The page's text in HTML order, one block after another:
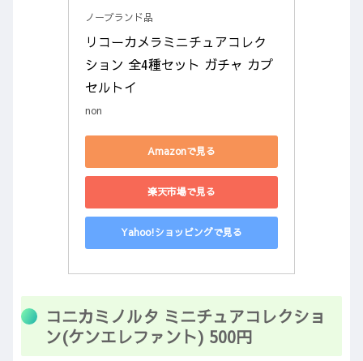
ノーブランド品
リコーカメラミニチュアコレク
ション 全4種セット ガチャ カプ
セルトイ
non
Amazonで見る
楽天市場で見る
Yahoo!ショッピングで見る
コニカミノルタ ミニチュアコレクショ
ン(ケンエレファント) 500円